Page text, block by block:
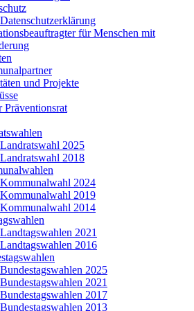
Datenschutzerklärung
für Menschen mit
und Projekte
Präventionsrat
Landratswahl 2025
Landratswahl 2018
Kommunalwahl 2024
Kommunalwahl 2019
Kommunalwahl 2014
Landtagswahlen 2021
Landtagswahlen 2016
Bundestagswahlen 2025
Bundestagswahlen 2021
Bundestagswahlen 2017
Bundestagswahlen 2013